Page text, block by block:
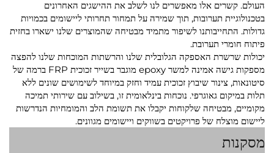
העולם. קשרים אלו מאפשרים לנו לשלב את ההישגים האחרונים
בטכנולוגיית תערובות, תוך שמירה על תמחור תחרותי ליישומים בכמויות
גדולות. התחייבותנו לשיפור מתמיד מבטיחה שהמוצרים שלנו ישארו בחזית
פיתוח חומרי תערובת.
יכולות שרשרת האספקה הגלובלית שלנו והרשתות המוכחות שלנו להפצה
מספקות גישה אמינה למשר epoxy מוגבר בשייר זכוכית FRP ברמה של
סיטונאות, צינור שיבוץ זכוכית עמיד וחזק במיוחד לשימושים שונים ללא
תלות במיקום גאוגרפי. נוכחות בינלאומית זו, בשילוב עם שירותי תמיכה
מקומיים, מבטיחה שלקוחות יקבלו את תשומת הלב והמומחיות הנדרשות
ליישום מוצלח של פרויקטים בשווקים ויישומים מגוונים.
מסקנות